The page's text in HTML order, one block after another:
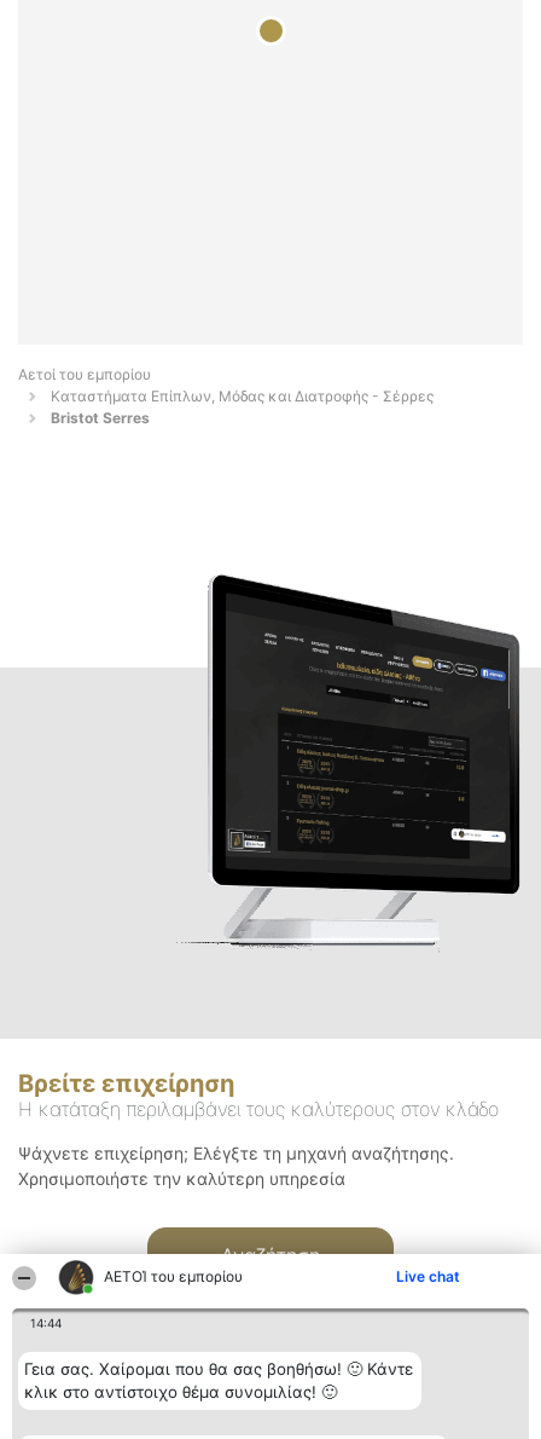
ΑΕΤΟΊ του εμπορίου Live chat
14:44
Γεια σας. Χαίρομαι που θα σας βοηθήσω! 🙂 Κάντε
κλικ στο αντίστοιχο θέμα συνομιλίας! 🙂
Αετοί του εμπορίου
Καταστήματα Επίπλων, Μόδας και Διατροφής - Σέρρες
Bristot Serres
Βρείτε επιχείρηση
Η κατάταξη περιλαμβάνει τους καλύτερους στον κλάδο
Ψάχνετε επιχείρηση; Ελέγξτε τη μηχανή αναζήτησης.
Χρησιμοποιήστε την καλύτερη υπηρεσία
Αναζήτηση
Διοργανωτής της Κατάταξη Επικοινωνία